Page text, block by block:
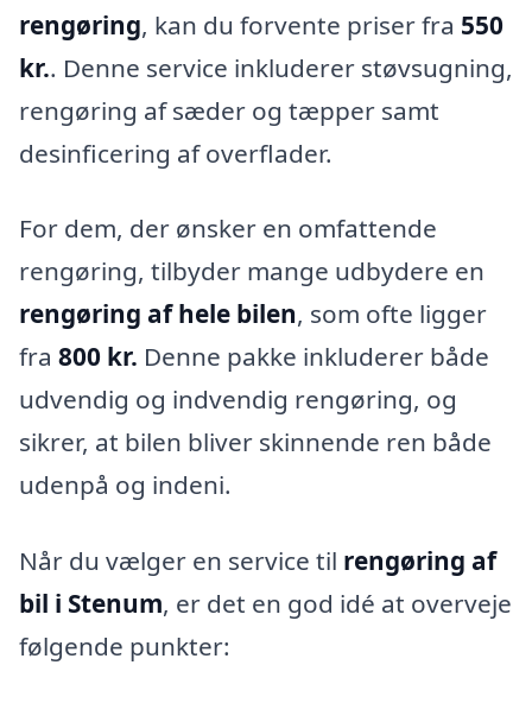
rengøring, kan du forvente priser fra 550
kr.. Denne service inkluderer støvsugning,
rengøring af sæder og tæpper samt
desinficering af overflader.
For dem, der ønsker en omfattende
rengøring, tilbyder mange udbydere en
rengøring af hele bilen, som ofte ligger
fra 800 kr. Denne pakke inkluderer både
udvendig og indvendig rengøring, og
sikrer, at bilen bliver skinnende ren både
udenpå og indeni.
Når du vælger en service til rengøring af
bil i Stenum, er det en god idé at overveje
følgende punkter: